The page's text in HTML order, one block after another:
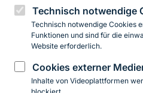
Technisch notwendige
Technisch notwendige Cookies
Funktionen und sind für die
Website erforderlich.
Cookies externer
Inhalte von Videoplattformen
InstagramFacebook